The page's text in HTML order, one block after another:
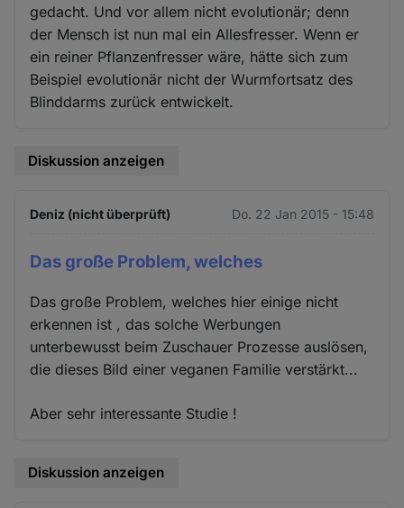
gedacht. Und vor allem nicht evolutionär; denn
der Mensch ist nun mal ein Allesfresser. Wenn er
ein reiner Pflanzenfresser wäre, hätte sich zum
Beispiel evolutionär nicht der Wurmfortsatz des
Blinddarms zurück entwickelt.
Diskussion anzeigen
Deniz (nicht überprüft) Do. 22 Jan 2015 - 15:48
Das große Problem, welches
Das große Problem, welches hier einige nicht
erkennen ist , das solche Werbungen
unterbewusst beim Zuschauer Prozesse auslösen,
die dieses Bild einer veganen Familie verstärkt...
Aber sehr interessante Studie !
Diskussion anzeigen